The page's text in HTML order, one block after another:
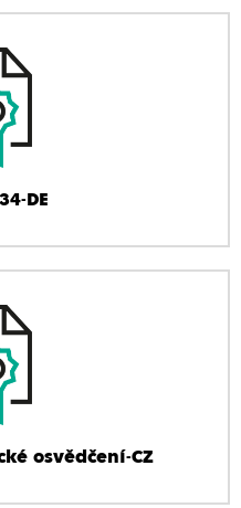
DE
osvědčení-CZ